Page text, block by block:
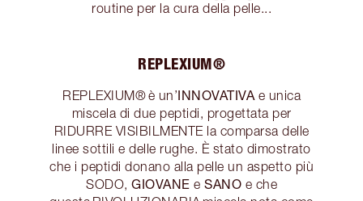
routine per la cura della pelle...
REPLEXIUM®
REPLEXIUM® è un’INNOVATIVA e unica
miscela di due peptidi, progettata per
RIDURRE VISIBILMENTE la comparsa delle
linee sottili e delle rughe. È stato dimostrato
che i peptidi donano alla pelle un aspetto più
SODO, GIOVANE e SANO e che